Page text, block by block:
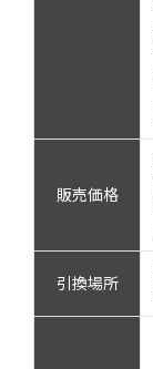
販売価格
引換場所